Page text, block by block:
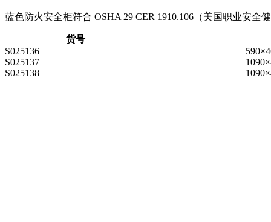
蓝色防火安全柜符合 OSHA 29 CER 1910.106（美国职业安全
货号
S025136
S025137
S025138